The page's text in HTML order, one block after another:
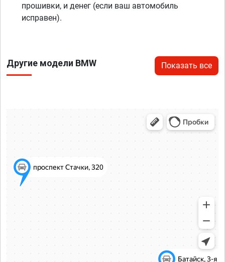
прошивки, и денег (если ваш автомобиль
исправен).
Другие модели BMW Показать все